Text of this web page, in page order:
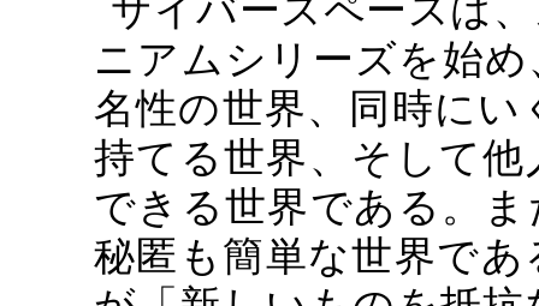
ニアムシリーズを始
名性の世界、同時に
持てる世界、そして
できる世界である。
秘匿も簡単な世界で